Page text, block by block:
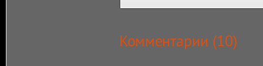
Комментарии (10)